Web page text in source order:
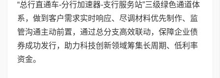
“总行直通车-分行加速器-支行服务站”三级绿色通道体
系，做到客户需求实时响应、尽调材料优先制作、监
管沟通主动前置，通过总分支高效联动，保障企业债
券成功发行，助力科技创新领域筹集长周期、低利率
资金。